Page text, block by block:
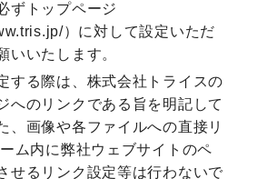
ずトップページ
）に対して設定いただ
いいたします。
する際は、株式会社トライスの
へのリンクである旨を明記して
、画像や各ファイルへの直接リ
ム内に弊社ウェブサイトのペ
せるリンク設定等は行わないで